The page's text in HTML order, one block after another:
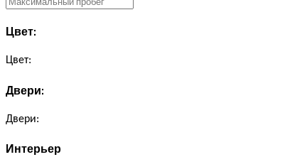
Цвет:
Цвет:
Двери:
Двери:
Интерьер